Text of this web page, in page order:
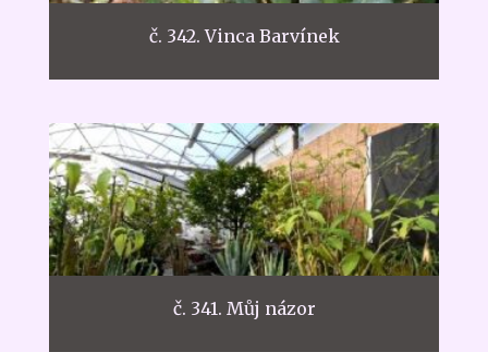
č. 342. Vinca Barvínek
č. 341. Můj názor